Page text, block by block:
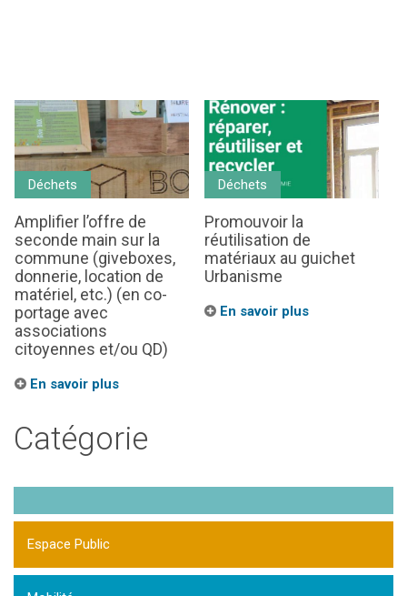
Déchets
Amplifier l’offre de
seconde main sur la
commune (giveboxes,
donnerie, location de
matériel, etc.) (en co-
portage avec
associations
citoyennes et/ou QD)
En savoir plus
Déchets
Promouvoir la
réutilisation de
matériaux au guichet
Urbanisme
En savoir plus
Catégorie
Espace Public